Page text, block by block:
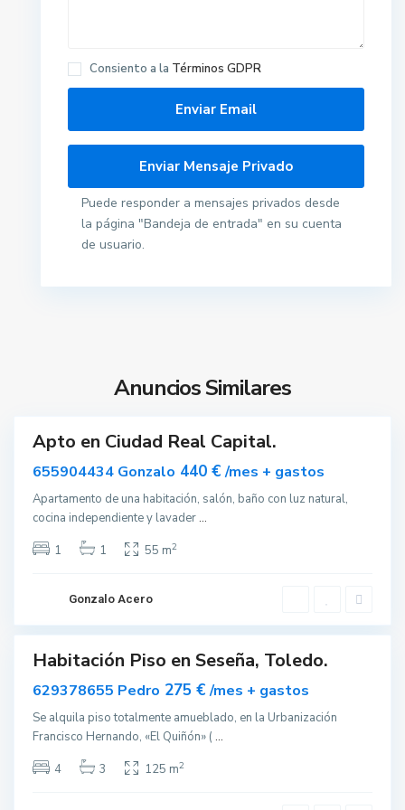
Consiento a la Términos GDPR
Puede responder a mensajes privados desde
la página "Bandeja de entrada" en su cuenta
de usuario.
Anuncios Similares
Apto en Ciudad Real Capital.
655904434 Gonzalo 440 €/mes + gastos
Apartamento de una habitación, salón, baño con luz natural,
cocina independiente y lavader...
1
1 55 m2
Gonzalo Acero
s
e
ñ
a
u
Habitación Piso en Seseña, Toledo.
629378655 Pedro 275 €/mes + gastos
Se alquila piso totalmente amueblado, en la Urbanización
Francisco Hernando, «El Quiñón» ( ...
4
3 125 m2
G
a
d
a
l
j